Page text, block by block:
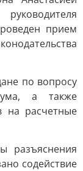
прием
по вопросу
а также
на расчетные
разъяснения
содействие